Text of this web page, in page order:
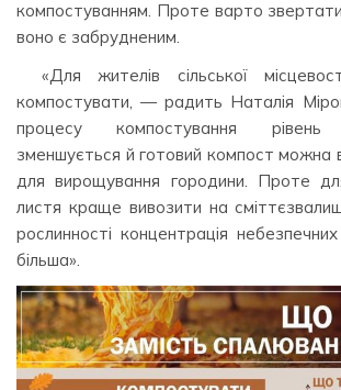
компостуванням. Проте варто звертати
воно є забрудненим.
«Для жителів сільської
компостувати, — радить Наталія
процесу компостування рівень
зменшується й готовий компост можна
для вирощування городини. Проте
листя краще вивозити на
рослинності концентрація
більша».